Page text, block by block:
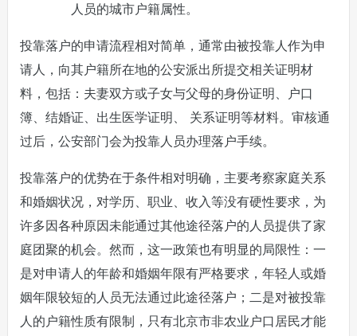
人员的城市户籍属性。
投靠落户的申请流程相对简单，通常由被投靠人作为申
请人，向其户籍所在地的公安派出所提交相关证明材
料，包括：夫妻双方或子女与父母的身份证明、户口
簿、结婚证、出生医学证明、 关系证明等材料。审核通
过后，公安部门会为投靠人员办理落户手续。
投靠落户的优势在于条件相对明确，主要考察家庭关系
和婚姻状况，对学历、职业、收入等没有硬性要求，为
许多因各种原因未能通过其他途径落户的人员提供了家
庭团聚的机会。然而，这一政策也有明显的局限性：一
是对申请人的年龄和婚姻年限有严格要求，年轻人或婚
姻年限较短的人员无法通过此途径落户；二是对被投靠
人的户籍性质有限制，只有北京市非农业户口居民才能